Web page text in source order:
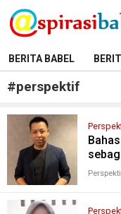
BERITA BABEL
#perspektif